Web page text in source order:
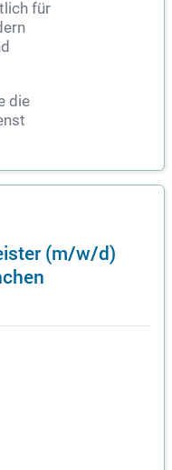
für
die
(m/w/d)